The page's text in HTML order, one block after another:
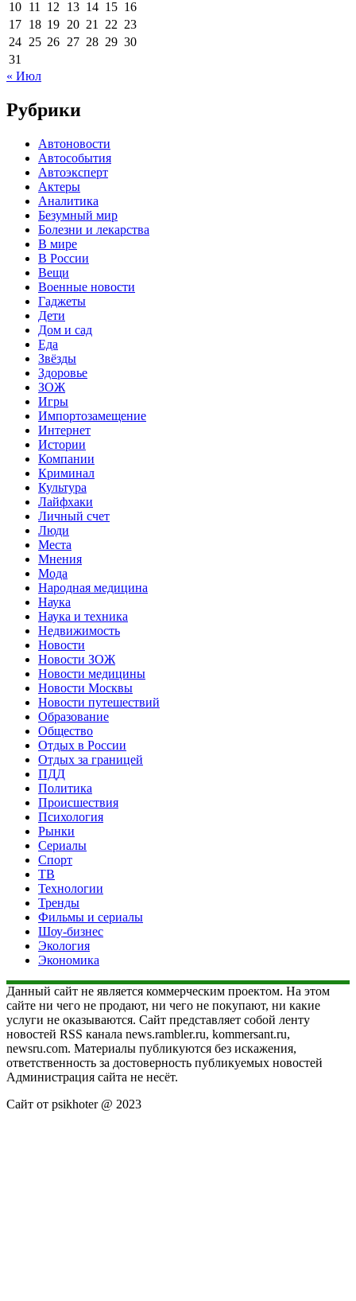
10 11 12 13 14 15 16
17 18 19 20 21 22 23
24 25 26 27 28 29 30
31
« Июл
Рубрики
Автоновости
Автособытия
Автоэксперт
Актеры
Аналитика
Безумный мир
Болезни и лекарства
В мире
В России
Вещи
Военные новости
Гаджеты
Дети
Дом и сад
Еда
Звёзды
Здоровье
ЗОЖ
Игры
Импортозамещение
Интернет
Истории
Компании
Криминал
Культура
Лайфхаки
Личный счет
Люди
Места
Мнения
Мода
Народная медицина
Наука
Наука и техника
Недвижимость
Новости
Новости ЗОЖ
Новости медицины
Новости Москвы
Новости путешествий
Образование
Общество
Отдых в России
Отдых за границей
ПДД
Политика
Происшествия
Психология
Рынки
Сериалы
Спорт
ТВ
Технологии
Тренды
Фильмы и сериалы
Шоу-бизнес
Экология
Экономика
Данный сайт не является коммерческим проектом. На этом
сайте ни чего не продают, ни чего не покупают, ни какие
услуги не оказываются. Сайт представляет собой ленту
новостей RSS канала news.rambler.ru, kommersant.ru,
newsru.com. Материалы публикуются без искажения,
ответственность за достоверность публикуемых новостей
Администрация сайта не несёт.
Сайт от psikhoter @ 2023